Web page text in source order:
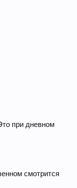
при дневном
смотрится